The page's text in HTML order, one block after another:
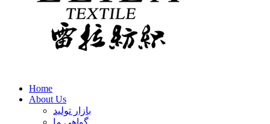
Home
About Us
بازار تولید
گواهی ما